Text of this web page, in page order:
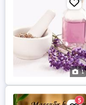
1
5